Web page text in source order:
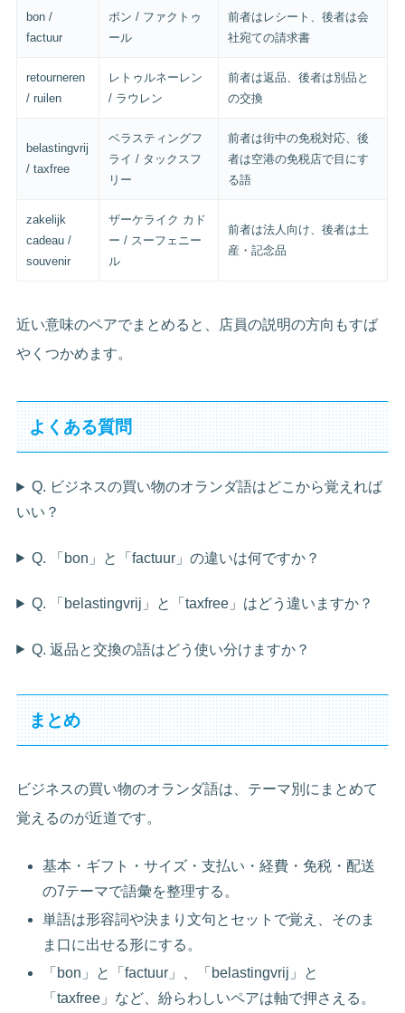
bon /
factuur
ボン / ファクトゥ
ール
前者はレシート、後者は会
社宛ての請求書
retourneren
/ ruilen
レトゥルネーレン
/ ラウレン
前者は返品、後者は別品と
の交換
belastingvrij
/ taxfree
ベラスティングフ
ライ / タックスフ
リー
前者は街中の免税対応、後
者は空港の免税店で目にす
る語
zakelijk
cadeau /
souvenir
ザーケライク カド
ー / スーフェニー
ル
前者は法人向け、後者は土
産・記念品
近い意味のペアでまとめると、店員の説明の方向もすば
やくつかめます。
よくある質問
Q. ビジネスの買い物のオランダ語はどこから覚えれば
いい？
Q. 「bon」と「factuur」の違いは何ですか？
Q. 「belastingvrij」と「taxfree」はどう違いますか？
Q. 返品と交換の語はどう使い分けますか？
まとめ
ビジネスの買い物のオランダ語は、テーマ別にまとめて
覚えるのが近道です。
基本・ギフト・サイズ・支払い・経費・免税・配送
の7テーマで語彙を整理する。
単語は形容詞や決まり文句とセットで覚え、そのま
ま口に出せる形にする。
「bon」と「factuur」、「belastingvrij」と
「taxfree」など、紛らわしいペアは軸で押さえる。